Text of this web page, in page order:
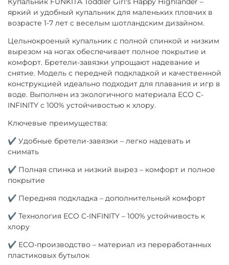
яркий и удобный купальник для маленьких пловчих в
возрасте 1-7 лет с веселым шотландским дизайном.
Цельнокроеный купальник с полной спинкой и низким
вырезом на ногах обеспечивает полное покрытие и
комфорт. Бретели-завязки упрощают надевание и
снятие. Модель с передней подкладкой и качественной
конструкцией идеально подходит для плавания и игр в
воде. Выполнен из экологичного материала ECO C-
INFINITY с 100% устойчивостью к хлору.
Ключевые преимущества:
✔ Удобные бретели-завязки – легко надевать и
снимать
✔ Полная спинка и низкий вырез – комфорт и полное
покрытие
✔ Передняя подкладка – дополнительный комфорт
✔ Технология ECO C-INFINITY – 100% устойчивость к
хлору
✔ ECO-производство – материал из переработанных
пластиковых бутылок